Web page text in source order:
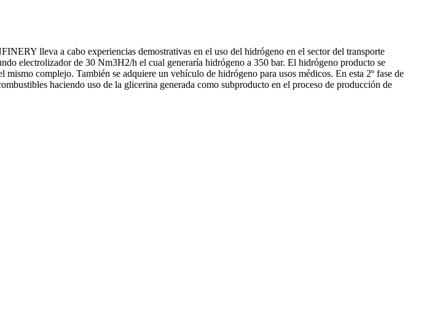
lleva a cabo experiencias demostrativas en el uso del hidrógeno en el sector del transporte
electrolizador de 30 Nm3H2/h el cual generaría hidrógeno a 350 bar. El hidrógeno producto se
complejo. También se adquiere un vehículo de hidrógeno para usos médicos. En esta 2º fase de
haciendo uso de la glicerina generada como subproducto en el proceso de producción de